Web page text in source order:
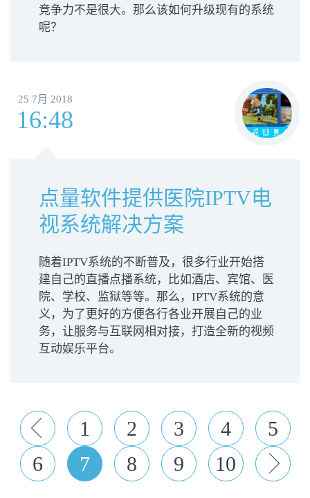
竞争力不是很大。那么该如何升级现有的系统
呢？
25 7月 2018
16:48
点量软件提供医院IPTV电
视系统解决方案
随着IPTV系统的不断普及，很多行业开始搭
建自己的直播点播系统，比如酒店、宾馆、医
院、学校、监狱等等。那么，IPTV系统的意
义，为了更好的方便各行各业开展自己的业
务，让服务与互联网相对接，打造全新的视频
互动娱乐平台。
上
一
1 2 3 4
5
6
7 8 9 10